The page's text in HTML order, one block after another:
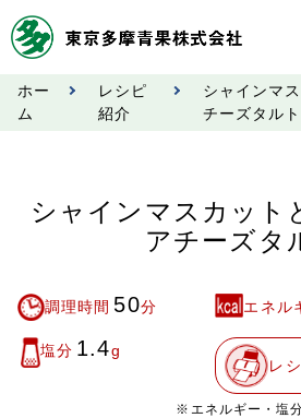
業務規程
ホー
ム
レシピ
紹介
シャインマ
チーズタルト
シャインマスカット
アチーズタ
調理時間 50分 エネル
塩分 1.4g
レ
※エネルギー・塩